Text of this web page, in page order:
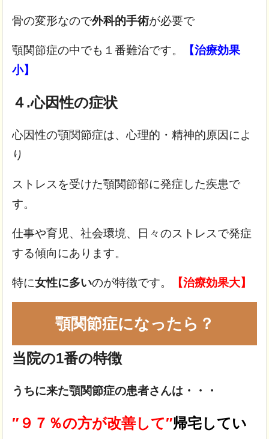
骨の変形なので外科的手術が必要で
顎関節症の中でも１番難治です。
【治療効果
小】
４.心因性の症状
心因性の顎関節症は、心理的・精神的原因によ
り
ストレスを受けた顎関節部に発症した疾患で
す。
仕事や育児、社会環境、日々のストレスで発症
する傾向にあります。
特に女性に多いのが特徴です。 【治療効果大】
顎関節症になったら？
当院の1番の特徴
うちに来た顎関節症の患者さんは・・・
″９７％の方が改善して″帰宅してい